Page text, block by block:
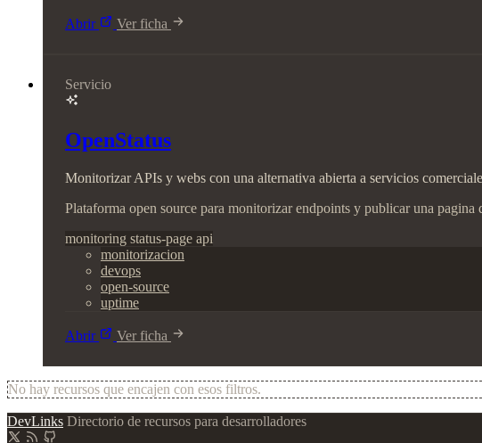
Abrir Ver ficha
Servicio
OpenStatus
Monitorizar APIs y webs con una alternativa abierta a servicios
Plataforma open source para monitorizar endpoints y publicar una pagina
monitoring status-page api
monitorizacion
devops
open-source
uptime
Abrir Ver ficha
No hay recursos que encajen con esos filtros.
DevLinks Directorio de recursos para desarrolladores